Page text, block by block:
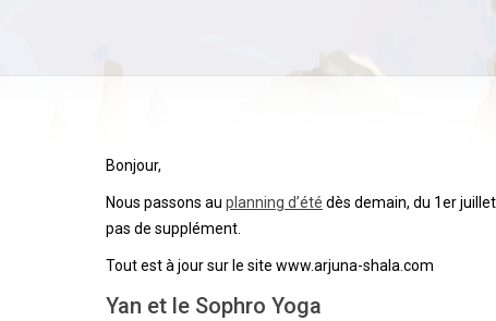
Bonjour,
Nous passons au planning d’été dès demain, du 1er
pas de supplément.
Tout est à jour sur le site www.arjuna-shala.com
Yan et le Sophro Yoga